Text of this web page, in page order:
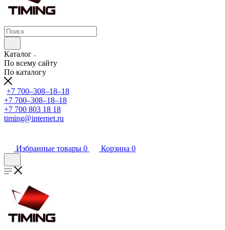
Каталог
По всему сайту
По каталогу
+7 700‒308‒18‒18
+7 700‒308‒18‒18
+7 700 803 18 18
timing@internet.ru
Избранные товары 0 Корзина 0